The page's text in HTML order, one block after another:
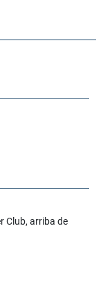
Club, arriba de